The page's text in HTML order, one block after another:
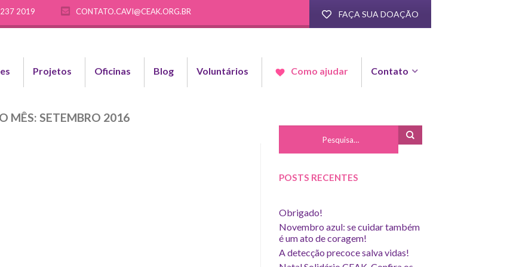
2019 CONTATO.CAVI@CEAK.ORG.BR FAÇA SUA DOAÇÃO
Projetos Oficinas Blog Voluntários Como ajudar Contato
MÊS: SETEMBRO 2016
POSTS RECENTES
Obrigado!
Novembro azul: se cuidar também
é um ato de coragem!
A detecção precoce salva vidas!